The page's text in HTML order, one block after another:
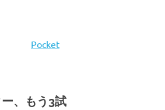
Pocket
、もう3試